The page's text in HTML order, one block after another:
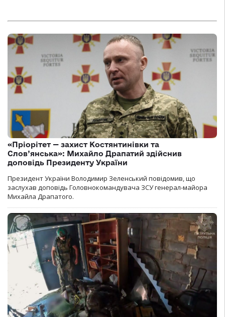
«Пріорітет — захист Костянтинівки та
Слов’янська»: Михайло Драпатий здійснив
доповідь Президенту України
Президент України Володимир Зеленський повідомив, що
заслухав доповідь Головнокомандувача ЗСУ генерал-майора
Михайла Драпатого.